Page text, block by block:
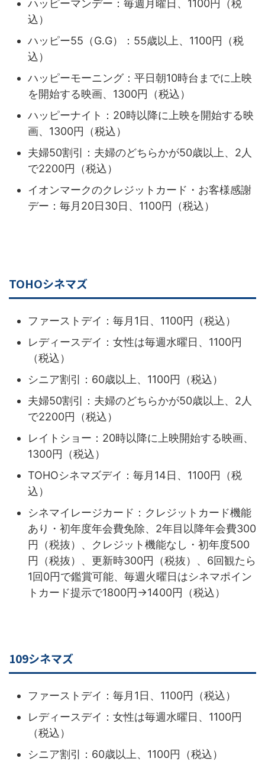
ハッピーマンデー：毎週月曜日、1100円（税
込）
ハッピー55（G.G）：55歳以上、1100円（税
込）
ハッピーモーニング：平日朝10時台までに上映
を開始する映画、1300円（税込）
ハッピーナイト：20時以降に上映を開始する映
画、1300円（税込）
夫婦50割引：夫婦のどちらかが50歳以上、2人
で2200円（税込）
イオンマークのクレジットカード・お客様感謝
デー：毎月20日30日、1100円（税込）
TOHOシネマズ
ファーストデイ：毎月1日、1100円（税込）
レディースデイ：女性は毎週水曜日、1100円
（税込）
シニア割引：60歳以上、1100円（税込）
夫婦50割引：夫婦のどちらかが50歳以上、2人
で2200円（税込）
レイトショー：20時以降に上映開始する映画、
1300円（税込）
TOHOシネマズデイ：毎月14日、1100円（税
込）
シネマイレージカード：クレジットカード機能
あり・初年度年会費免除、2年目以降年会費300
円（税抜）、クレジット機能なし・初年度500
円（税抜）、更新時300円（税抜）、6回観たら
1回0円で鑑賞可能、毎週火曜日はシネマポイン
トカード提示で1800円→1400円（税込）
109シネマズ
ファーストデイ：毎月1日、1100円（税込）
レディースデイ：女性は毎週水曜日、1100円
（税込）
シニア割引：60歳以上、1100円（税込）